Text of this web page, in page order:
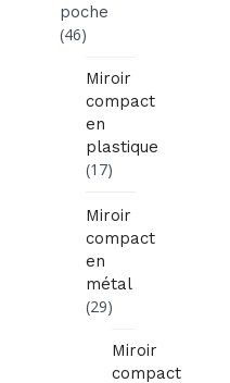
poche
(46)
Miroir
compact
en
plastique
(17)
Miroir
compact
en
métal
(29)
Miroir
compact